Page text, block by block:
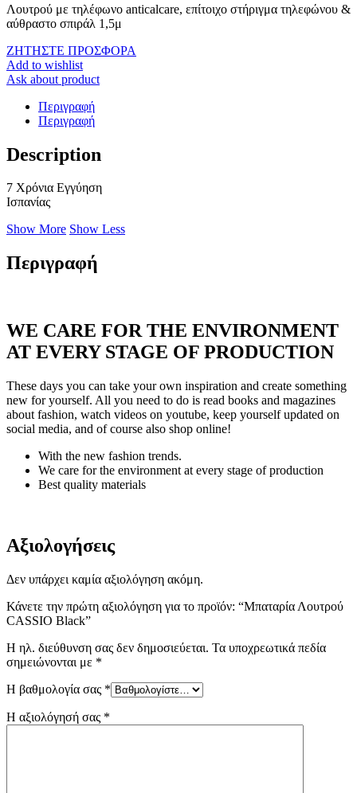
Λουτρού με τηλέφωνο anticalcare, επίτοιχο στήριγμα τηλεφώνου &
αύθραστο σπιράλ 1,5μ
ΖΗΤΗΣΤΕ ΠΡΟΣΦΟΡΑ
Add to wishlist
Ask about product
Περιγραφή
Περιγραφή
Description
7 Χρόνια Εγγύηση
Ισπανίας
Show More Show Less
Περιγραφή
WE CARE FOR THE ENVIRONMENT
AT EVERY STAGE OF PRODUCTION
These days you can take your own inspiration and create something
new for yourself. All you need to do is read books and magazines
about fashion, watch videos on youtube, keep yourself updated on
social media, and of course also shop online!
With the new fashion trends.
We care for the environment at every stage of production
Best quality materials
Αξιολογήσεις
Δεν υπάρχει καμία αξιολόγηση ακόμη.
Κάνετε την πρώτη αξιολόγηση για το προϊόν: “Μπαταρία Λουτρού
CASSIO Black”
Η ηλ. διεύθυνση σας δεν δημοσιεύεται. Τα υποχρεωτικά πεδία
σημειώνονται με *
Η βαθμολογία σας *
Η αξιολόγησή σας *